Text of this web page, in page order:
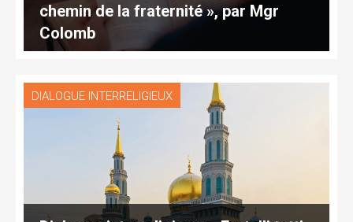
chemin de la fraternité », par Mgr
Colomb
DIALOGUE INTERRELIGIEUX